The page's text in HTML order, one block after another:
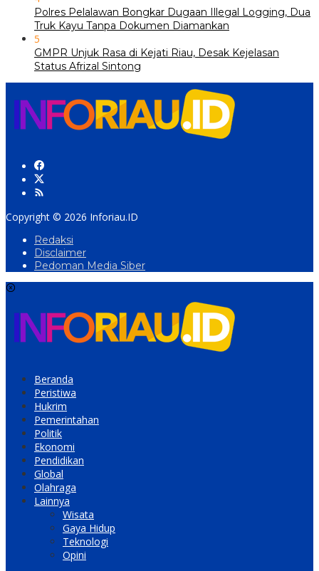
Polres Pelalawan Bongkar Dugaan Illegal Logging, Dua
Truk Kayu Tanpa Dokumen Diamankan
5
GMPR Unjuk Rasa di Kejati Riau, Desak Kejelasan
Status Afrizal Sintong
Copyright © 2026 Inforiau.ID
Redaksi
Disclaimer
Pedoman Media Siber
Beranda
Peristiwa
Hukrim
Pemerintahan
Politik
Ekonomi
Pendidikan
Global
Olahraga
Lainnya
Wisata
Gaya Hidup
Teknologi
Opini